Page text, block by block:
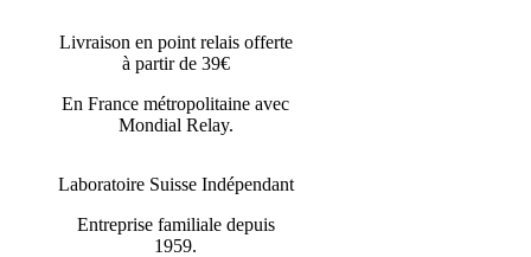
Livraison en point relais offerte
à partir de 39€
En France métropolitaine avec
Mondial Relay.
Laboratoire Suisse Indépendant
Entreprise familiale depuis
1959.